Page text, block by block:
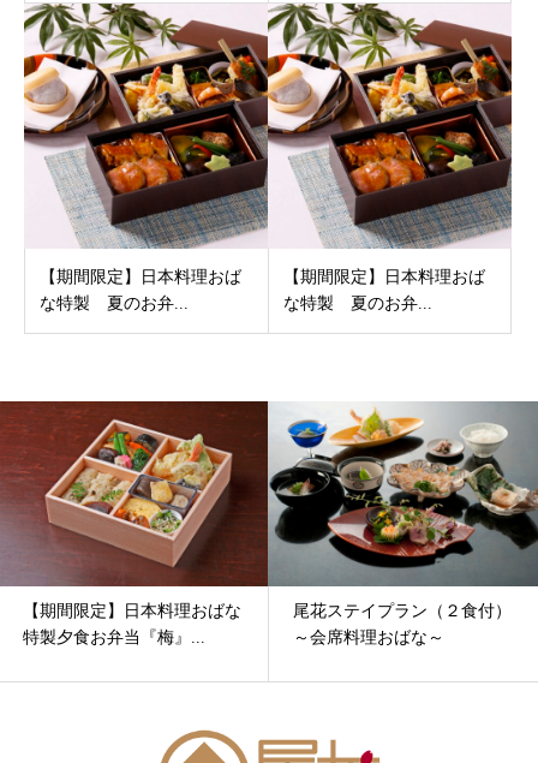
【期間限定】日本料理おば
な特製 夏のお弁...
【期間限定】日本料理おば
な特製 夏のお弁...
【期間限定】日本料理おばな
特製夕食お弁当『梅』...
尾花ステイプラン（２食付）
～会席料理おばな～